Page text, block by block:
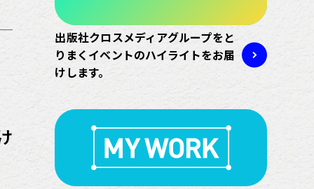
出版社クロスメディアグループをと
りまくイベントのハイライトをお届
けします。